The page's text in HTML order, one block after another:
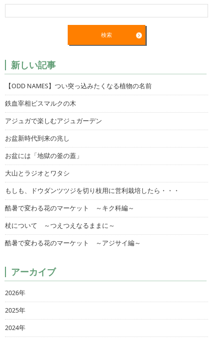
新しい記事
【ODD NAMES】つい突っ込みたくなる植物の名前
鉄血宰相ビスマルクの木
アジュガで楽しむアジュガーデン
お盆新時代到来の兆し
お盆には「地獄の釜の蓋」
大山とラジオとワタシ
もしも、ドウダンツツジを切り枝用に営利栽培したら・・・
酷暑で変わる花のマーケット ～キク科編～
杖について ～つえつえなるままに～
酷暑で変わる花のマーケット ～アジサイ編～
アーカイブ
2026年
2025年
2024年